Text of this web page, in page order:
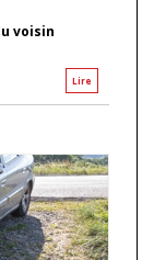
voisin
Lire